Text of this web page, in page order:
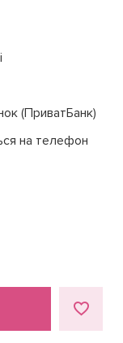
(ПриватБанк)
на телефон